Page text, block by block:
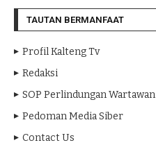
TAUTAN BERMANFAAT
Profil Kalteng Tv
Redaksi
SOP Perlindungan Wartawan
Pedoman Media Siber
Contact Us